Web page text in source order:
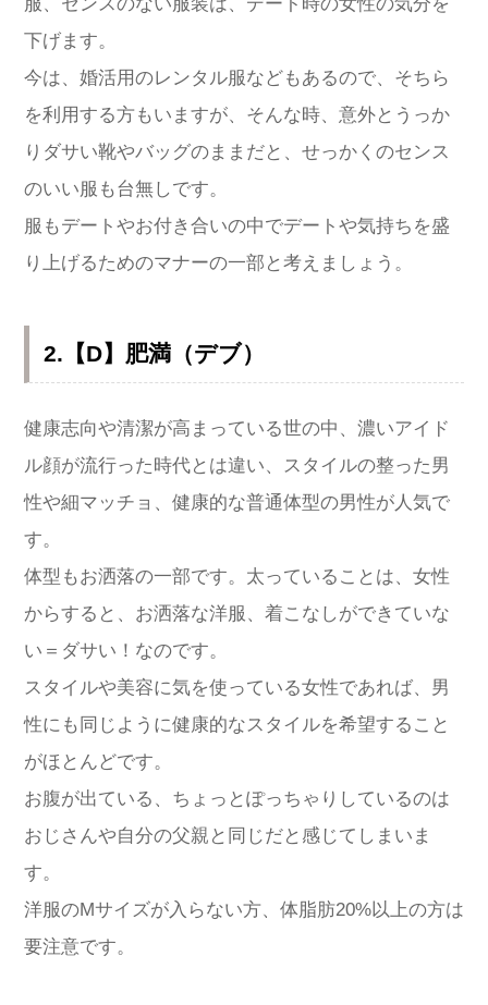
下げます。
今は、婚活用のレンタル服などもあるので、そちら
を利用する方もいますが、そんな時、意外とうっか
りダサい靴やバッグのままだと、せっかくのセンス
のいい服も台無しです。
服もデートやお付き合いの中でデートや気持ちを盛
り上げるためのマナーの一部と考えましょう。
2.【D】肥満（デブ）
健康志向や清潔が高まっている世の中、濃いアイド
ル顔が流行った時代とは違い、スタイルの整った男
性や細マッチョ、健康的な普通体型の男性が人気で
す。
体型もお洒落の一部です。太っていることは、女性
からすると、お洒落な洋服、着こなしができていな
い＝ダサい！なのです。
スタイルや美容に気を使っている女性であれば、男
性にも同じように健康的なスタイルを希望すること
がほとんどです。
お腹が出ている、ちょっとぽっちゃりしているのは
おじさんや自分の父親と同じだと感じてしまいま
す。
洋服のMサイズが入らない方、体脂肪20%以上の方は
要注意です。